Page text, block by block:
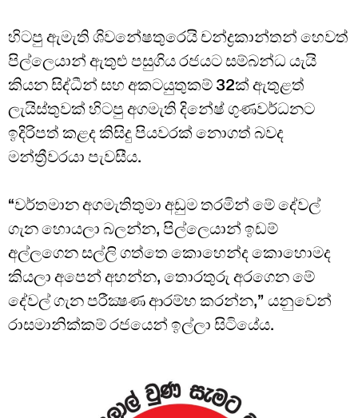
හිටපු ඇමැති ශිවනේෂතුරෙයි චන්ද්‍රකාන්තන් හෙවත්
පිල්ලෙයාන් ඇතුළු පසුගිය රජයට සම්බන්ධ යැයි
කියන සිද්ධීන් සහ අකටයුතුකම් 32ක් ඇතුළත්
ලැයිස්තුවක් හිටපු අගමැති දිනේෂ් ගුණවර්ධනට
ඉදිරිපත් කළද කිසිදු පියවරක් නොගත් බවද
මන්ත්‍රීවරයා පැවසීය.
“වර්තමාන අගමැතිතුමා අඩුම තරමින් මේ දේවල්
ගැන හොයලා බලන්න, පිල්ලෙයාන් ඉඩම්
අල්ලගෙන සල්ලි ගත්තෙ කොහෙන්ද කොහොමද
කියලා අපෙන් අහන්න, තොරතුරු අරගෙන මේ
දේවල් ගැන පරීක්‍ෂණ ආරම්භ කරන්න,” යනුවෙන්
රාසමානික්කම් රජයෙන් ඉල්ලා සිටියේය.